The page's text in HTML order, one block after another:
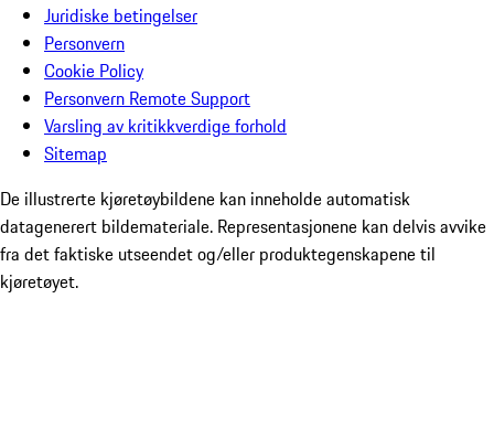
Juridiske betingelser
Personvern
Cookie Policy
Personvern Remote Support
Varsling av kritikkverdige forhold
Sitemap
De illustrerte kjøretøybildene kan inneholde automatisk
datagenerert bildemateriale. Representasjonene kan delvis avvike
fra det faktiske utseendet og/eller produktegenskapene til
kjøretøyet.